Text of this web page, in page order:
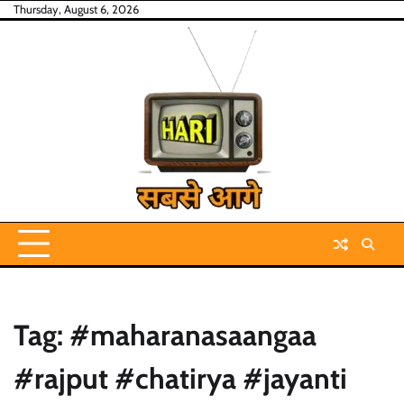
SkipThursday, August 6, 2026
Tag: #maharanasaangaa
#rajput #chatirya #jayanti